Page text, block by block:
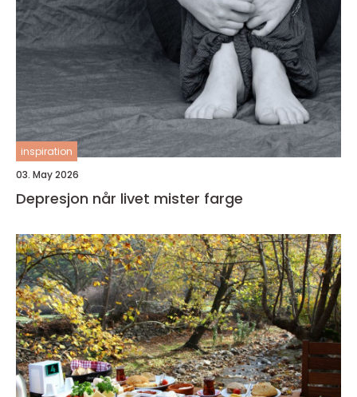
inspiration
03. May 2026
Depresjon når livet mister farge